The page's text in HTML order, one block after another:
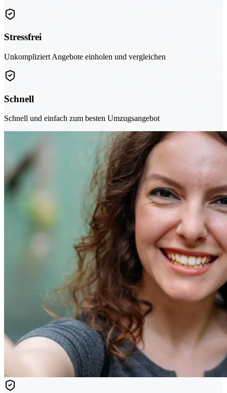
Stressfrei
Unkompliziert Angebote einholen und vergleichen
Schnell
Schnell und einfach zum besten Umzugsangebot